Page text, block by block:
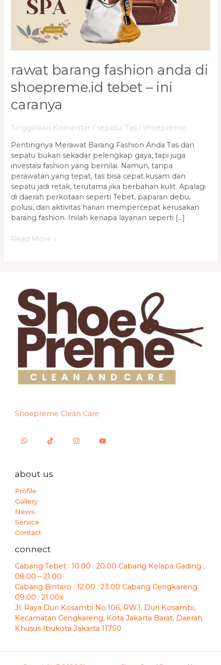
rawat barang fashion anda di
shoepreme.id tebet – ini
caranya
Tinggalkan Komentar / sepatu,Tas / shoepreme
Pentingnya Merawat Barang Fashion Anda Tas dan
sepatu bukan sekadar pelengkap gaya, tapi juga
investasi fashion yang bernilai. Namun, tanpa
perawatan yang tepat, tas bisa cepat kusam dan
sepatu jadi retak, terutama jika berbahan kulit. Apalagi
di daerah perkotaan seperti Tebet, paparan debu,
polusi, dan aktivitas harian mempercepat kerusakan
barang fashion. Inilah kenapa layanan seperti […]
Shoepreme.ID
Tebet
–
Caranya
Read More »
Shoepreme Clean Care
about us
Profile
Gallery
News
Service
Contact
connect
Cabang Tebet : 10.00 : 20.00 Cabang Kelapa Gading ;
08.00 – 21.00
Cabang Bintaro : 12.00 : 23.00 Cabang Cengkareng :
09.00 : 21.00x
Jl. Raya Duri Kosambi No.106, RW.1, Duri Kosambi,
Kecamatan Cengkareng, Kota Jakarta Barat, Daerah
Khusus Ibukota Jakarta 11750